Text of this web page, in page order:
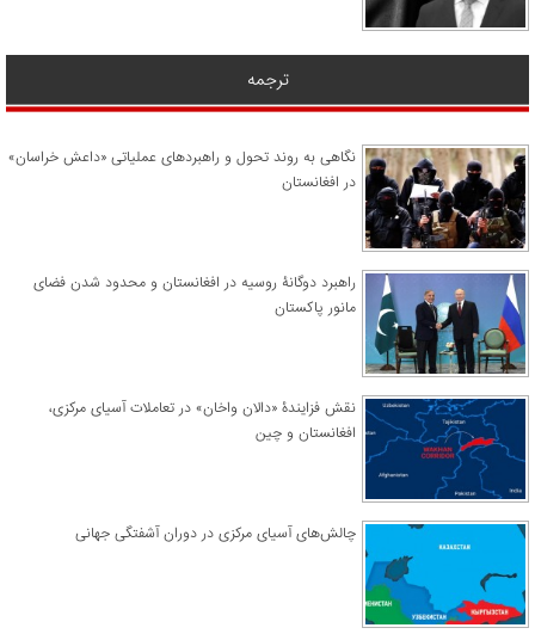
ترجمه
نگاهی به روند تحول و راهبردهای عملیاتی «داعش خراسان»
در افغانستان
راهبرد دوگانۀ روسیه در افغانستان و محدود شدن فضای
مانور پاکستان
نقش فزایندۀ «دالان واخان» در تعاملات آسیای مرکزی،
افغانستان و چین
چالش‌های آسیای مرکزی در دوران آشفتگی جهانی